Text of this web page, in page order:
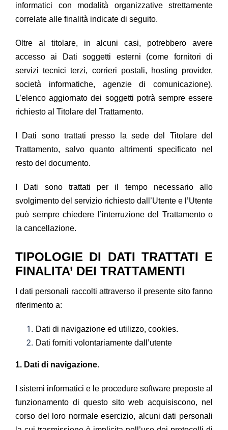
informatici con modalità organizzative strettamente
correlate alle finalità indicate di seguito.
Oltre al titolare, in alcuni casi, potrebbero avere
accesso ai Dati soggetti esterni (come fornitori di
servizi tecnici terzi, corrieri postali, hosting provider,
società informatiche, agenzie di comunicazione).
L’elenco aggiornato dei soggetti potrà sempre essere
richiesto al Titolare del Trattamento.
I Dati sono trattati presso la sede del Titolare del
Trattamento, salvo quanto altrimenti specificato nel
resto del documento.
I Dati sono trattati per il tempo necessario allo
svolgimento del servizio richiesto dall’Utente e l’Utente
può sempre chiedere l’interruzione del Trattamento o
la cancellazione.
TIPOLOGIE DI DATI TRATTATI E
FINALITA’ DEI TRATTAMENTI
I dati personali raccolti attraverso il presente sito fanno
riferimento a:
Dati di navigazione ed utilizzo, cookies.
Dati forniti volontariamente dall’utente
1. Dati di navigazione.
I sistemi informatici e le procedure software preposte al
funzionamento di questo sito web acquisiscono, nel
corso del loro normale esercizio, alcuni dati personali